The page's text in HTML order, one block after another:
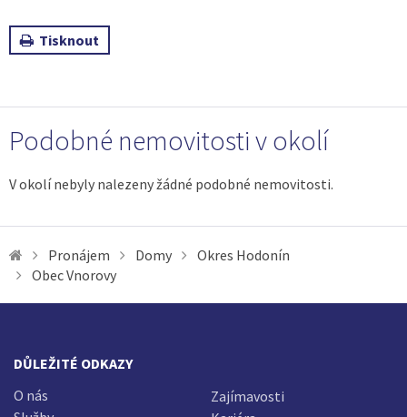
Tisknout
Podobné nemovitosti v okolí
V okolí nebyly nalezeny žádné podobné nemovitosti.
Pronájem Domy
Okres Hodonín
Obec Vnorovy
DŮLEŽITÉ ODKAZY
O nás
Zajímavosti